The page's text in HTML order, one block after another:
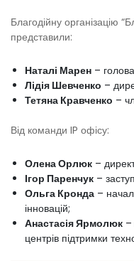
Благодійну організацію
представили:
Наталі Марен –
Лідія Шевченко –
Тетяна Кравченко –
Від команди IP офісу:
Олена Орлюк –
Ігор Паренчук –
Ольга Кронда –
інновацій;
Анастасія Ярмолюк –
центрів підтримки